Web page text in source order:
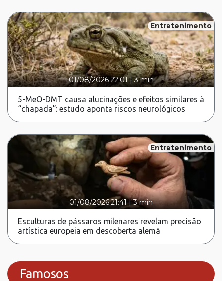
Entretenimento
01/08/2026 22:01|3 min
5-MeO-DMT causa alucinações e efeitos similares à
“chapada”: estudo aponta riscos neurológicos
Entretenimento
01/08/2026 21:41 |3 min
Esculturas de pássaros milenares revelam precisão
artística europeia em descoberta alemã
Famosos